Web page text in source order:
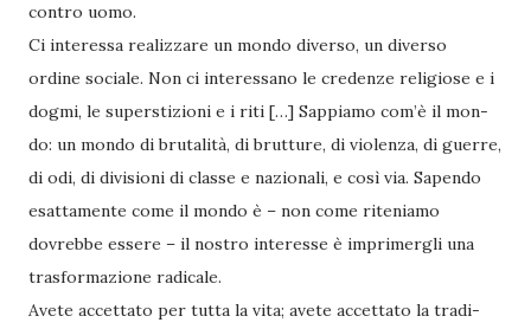
contro uomo.
Ci interessa realizzare un mondo diverso, un diverso
ordine sociale. Non ci interessano le credenze religiose e i
dogmi, le superstizioni e i riti […] Sappiamo com’è il mon­
do: un mondo di brutalità, di brutture, di violenza, di guerre,
di odi, di divisioni di classe e nazionali, e così via. Sapendo
esattamente come il mondo è – non come riteniamo
dovrebbe essere – il nostro interesse è imprimergli una
trasformazione radicale.
Avete accettato per tutta la vita; avete accettato la tradi­